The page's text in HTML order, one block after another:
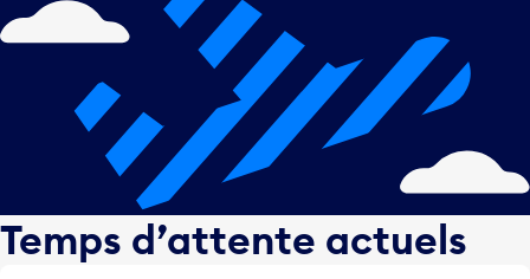
Temps d’attente actuels